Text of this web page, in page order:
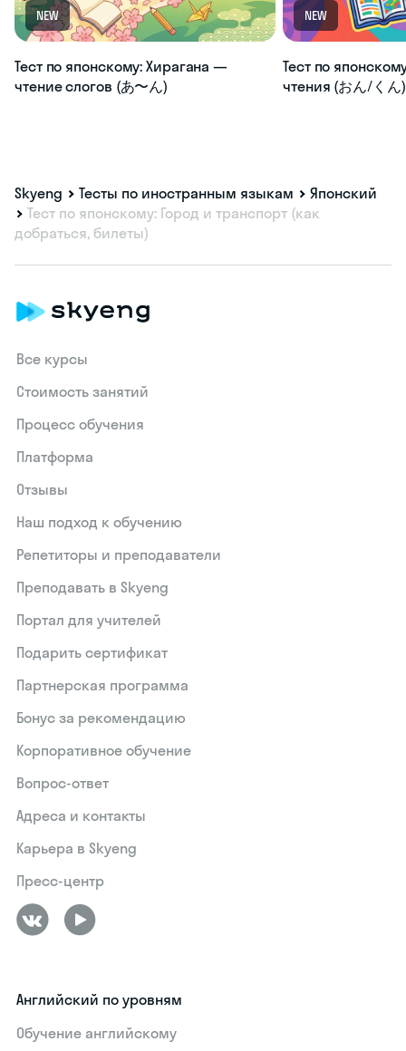
NEW
Тест по японскому: Хирагана —
чтение слогов (あ〜ん)
NEW
Тест по
чтения (おん/く
Skyeng Тесты по иностранным языкам
Японский
Тест по японскому: Город и транспорт (как
добраться, билеты)
Все курсы
Стоимость занятий
Процесс обучения
Платформа
Отзывы
Наш подход к обучению
Репетиторы и преподаватели
Преподавать в Skyeng
Портал для учителей
Подарить сертификат
Партнерская программа
Бонус за рекомендацию
Корпоративное обучение
Вопрос-ответ
Адреса и контакты
Карьера в Skyeng
Пресс-центр
Английский по уровням
Обучение английскому